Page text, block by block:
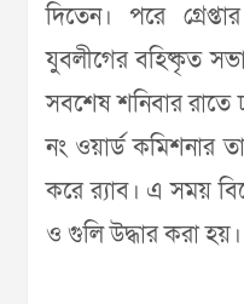
দিতেন। পরে
যুবলীগের বহিষ্কৃত
সবশেষ শনিবার
নং ওয়ার্ড কমিশনার
করে র‌্যাব। এ সময়
ও গুলি উদ্ধার করা হয়।